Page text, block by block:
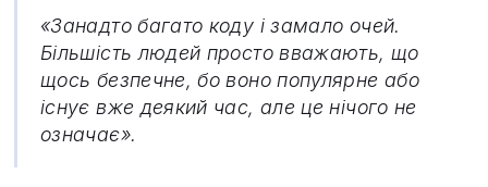
«Занадто багато коду і замало очей.
Більшість людей просто вважають, що
щось безпечне, бо воно популярне або
існує вже деякий час, але це нічого не
означає».